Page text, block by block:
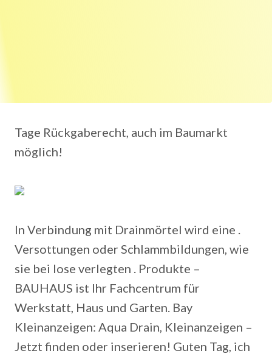
Tage Rückgaberecht, auch im Baumarkt
möglich!
In Verbindung mit Drainmörtel wird eine .
Versottungen oder Schlammbildungen, wie
sie bei lose verlegten . Produkte –
BAUHAUS ist Ihr Fachcentrum für
Werkstatt, Haus und Garten. Bay
Kleinanzeigen: Aqua Drain, Kleinanzeigen –
Jetzt finden oder inserieren! Guten Tag, ich